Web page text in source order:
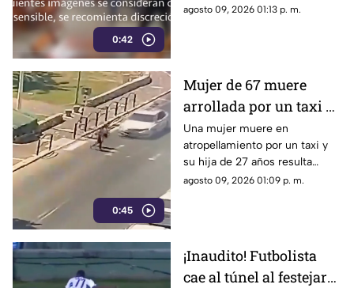
0:42
deportivo. Los agresores
agosto 09, 2026 01:13 p. m.
0:45
Mujer de 67 muere
arrollada por un taxi y
su hija de 27 queda
herida | VIDEO
Una mujer muere en
atropellamiento por un taxi y
su hija de 27 años resulta
herida. Conoce los detalles de
agosto 09, 2026 01:09 p. m.
¡Inaudito! Futbolista
cae al túnel al festejar